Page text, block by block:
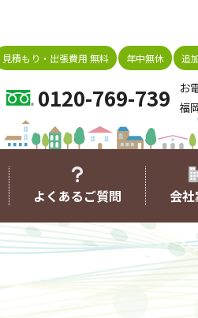
見積もり・出張費用 無料 年中無休 追
0120-769-739
お
福
よくあるご質問 会